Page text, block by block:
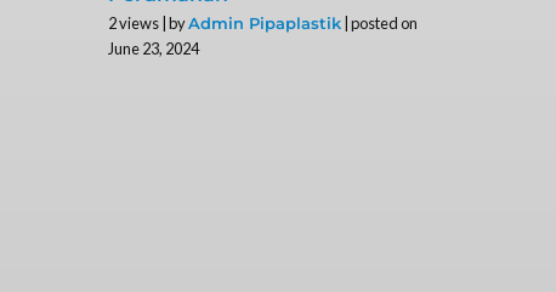
2 views byAdmin Pipaplastik posted on
June 23, 2024